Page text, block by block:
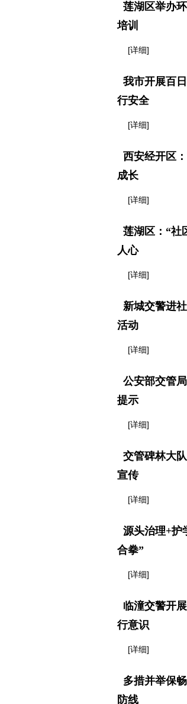
莲湖区举办
培训
[详细]
我市开展百
行安全
[详细]
西安经开区
成长
[详细]
莲湖区：“社
人心
[详细]
新城交警进
活动
[详细]
公安部交管
提示
[详细]
交管碑林大
宣传
[详细]
源头治理+护
合拳”
[详细]
临潼交警开
行意识
[详细]
多措并举保
防线